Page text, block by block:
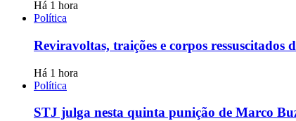
Há 1 hora
Política
Reviravoltas, traições e corpos ressuscitados
Há 1 hora
Política
STJ julga nesta quinta punição de Marco